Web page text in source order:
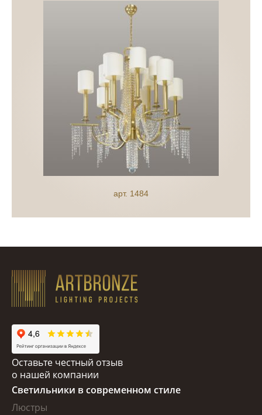
арт. 1484
Оставьте честный отзыв
о нашей компании
Светильники в современном стиле
Люстры